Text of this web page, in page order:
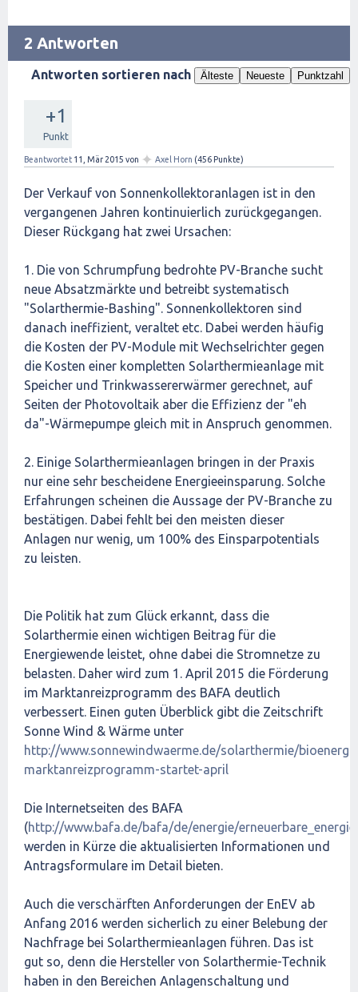
2 Antworten
Antworten sortieren nach Älteste Neueste Punktzahl
+1
Punkt
Beantwortet 11, Mär 2015 von ✦ Axel Horn (456 Punkte)
Der Verkauf von Sonnenkollektoranlagen ist in den
vergangenen Jahren kontinuierlich zurückgegangen.
Dieser Rückgang hat zwei Ursachen:
1. Die von Schrumpfung bedrohte PV-Branche sucht
neue Absatzmärkte und betreibt systematisch
"Solarthermie-Bashing". Sonnenkollektoren sind
danach ineffizient, veraltet etc. Dabei werden häufig
die Kosten der PV-Module mit Wechselrichter gegen
die Kosten einer kompletten Solarthermieanlage mit
Speicher und Trinkwassererwärmer gerechnet, auf
Seiten der Photovoltaik aber die Effizienz der "eh
da"-Wärmepumpe gleich mit in Anspruch genommen.
2. Einige Solarthermieanlagen bringen in der Praxis
nur eine sehr bescheidene Energieeinsparung. Solche
Erfahrungen scheinen die Aussage der PV-Branche zu
bestätigen. Dabei fehlt bei den meisten dieser
Anlagen nur wenig, um 100% des Einsparpotentials
zu leisten.
Die Politik hat zum Glück erkannt, dass die
Solarthermie einen wichtigen Beitrag für die
Energiewende leistet, ohne dabei die Stromnetze zu
belasten. Daher wird zum 1. April 2015 die Förderung
im Marktanreizprogramm des BAFA deutlich
verbessert. Einen guten Überblick gibt die Zeitschrift
Sonne Wind & Wärme unter
http://www.sonnewindwaerme.de/solarthermie/
marktanreizprogramm-startet-april
Die Internetseiten des BAFA
(http://www.bafa.de/bafa/de/energie/
werden in Kürze die aktualisierten Informationen und
Antragsformulare im Detail bieten.
Auch die verschärften Anforderungen der EnEV ab
Anfang 2016 werden sicherlich zu einer Belebung der
Nachfrage bei Solarthermieanlagen führen. Das ist
gut so, denn die Hersteller von Solarthermie-Technik
haben in den Bereichen Anlagenschaltung und